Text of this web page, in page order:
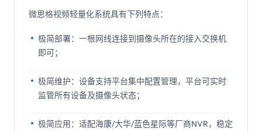
微思格视频轻量化系统具有下列特点：
极简部署：一根网线连接到摄像头所在的接入交换机
即可；
极简维护：设备支持平台集中配置管理，平台可实时
监管所有设备及摄像头状态；
极简应用：适配海康/大华/蓝色星际等厂商NVR，稳定